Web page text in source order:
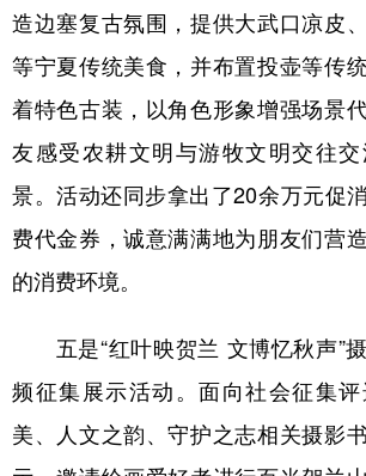
造边塞复古氛围，提供大武口凉皮
等宁夏传统美食，并布置投壶等传
着特色古装，以角色形象增强场景
友感受农耕文明与游牧文明交往
景。活动还同步拿出了20余万元促
费代金券，诚意满满地为朋友们营
的消费环境。
五是“红叶映贺兰 文博忆秋声”
频征集展示活动。面向社会征集
美、人文之韵、守护之志相关摄影